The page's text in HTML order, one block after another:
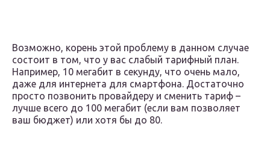
Возможно, корень этой проблему в данном случае
состоит в том, что у вас слабый тарифный план.
Например, 10 мегабит в секунду, что очень мало,
даже для интернета для смартфона. Достаточно
просто позвонить провайдеру и сменить тариф –
лучше всего до 100 мегабит (если вам позволяет
ваш бюджет) или хотя бы до 80.